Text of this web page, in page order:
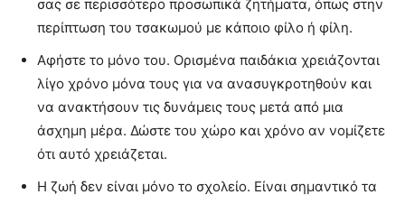
σας σε περισσότερο προσωπικά ζητήματα, όπως στην
περίπτωση του τσακωμού με κάποιο φίλο ή φίλη.
Αφήστε το μόνο του. Ορισμένα παιδάκια χρειάζονται
λίγο χρόνο μόνα τους για να ανασυγκροτηθούν και
να ανακτήσουν τις δυνάμεις τους μετά από μια
άσχημη μέρα. Δώστε του χώρο και χρόνο αν νομίζετε
ότι αυτό χρειάζεται.
Η ζωή δεν είναι μόνο το σχολείο. Είναι σημαντικό τα